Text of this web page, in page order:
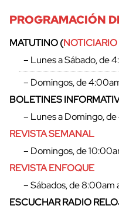
PROGRAMACIÓN
MATUTINO (
– Lunes a Sábado, de
– Domingos, de
BOLETINES
– Lunes a Domingo,
REVISTA SEMANAL
– Domingos, de
REVISTA ENFOQUE
– Sábados, de 8:00am
ESCUCHAR RADIO